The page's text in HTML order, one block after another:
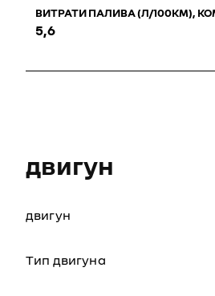
ВИТРАТИ ПАЛИВА (Л/100КМ),
5,6
двигун
двигун
Тип двигуна